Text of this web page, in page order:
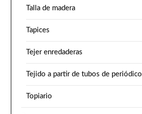
Talla de madera
Tapices
Tejer enredaderas
Tejido a partir de tubos de periódico
Topiario